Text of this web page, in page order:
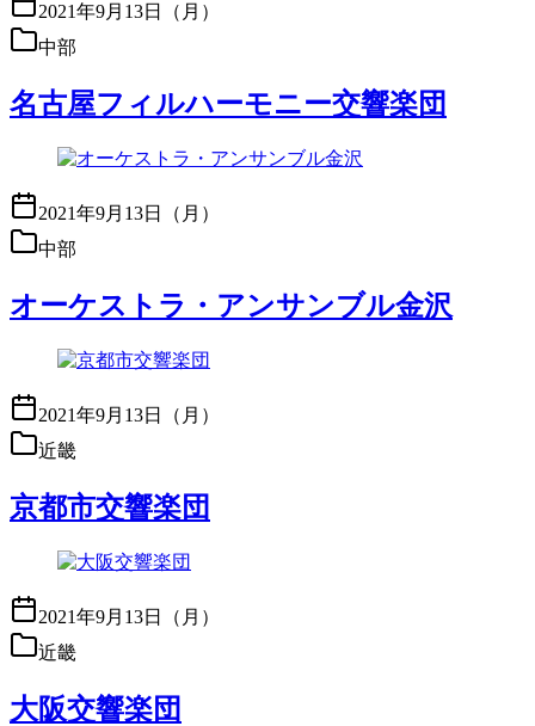
2021年9月13日（月）
中部
名古屋フィルハーモニー交響楽団
2021年9月13日（月）
中部
オーケストラ・アンサンブル金沢
2021年9月13日（月）
近畿
京都市交響楽団
2021年9月13日（月）
近畿
大阪交響楽団